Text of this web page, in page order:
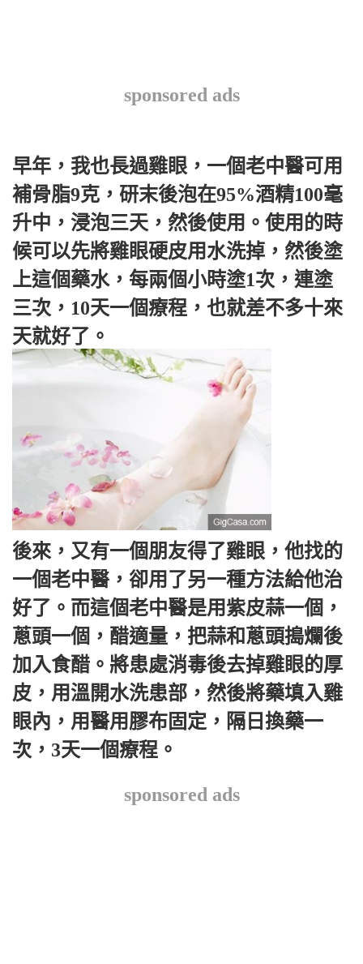
sponsored ads
早年，我也長過雞眼，一個老中醫可用
補骨脂9克，研末後泡在95%酒精100毫
升中，浸泡三天，然後使用。使用的時
候可以先將雞眼硬皮用水洗掉，然後塗
上這個藥水，每兩個小時塗1次，連塗
三次，10天一個療程，也就差不多十來
天就好了。
後來，又有一個朋友得了雞眼，他找的
一個老中醫，卻用了另一種方法給他治
好了。而這個老中醫是用紫皮蒜一個，
蔥頭一個，醋適量，把蒜和蔥頭搗爛後
加入食醋。將患處消毒後去掉雞眼的厚
皮，用溫開水洗患部，然後將藥填入雞
眼內，用醫用膠布固定，隔日換藥一
次，3天一個療程。
sponsored ads